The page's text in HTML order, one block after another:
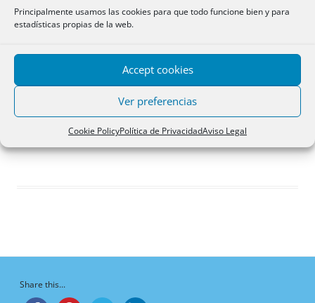
Principalmente usamos las cookies para que todo funcione bien y para
estadísticas propias de la web.
Accept cookies
Ver preferencias
Cookie PolicyPolítica de PrivacidadAviso Legal
Respuestas creadas
¡Vaya, no hay debates aquí!
Share this...